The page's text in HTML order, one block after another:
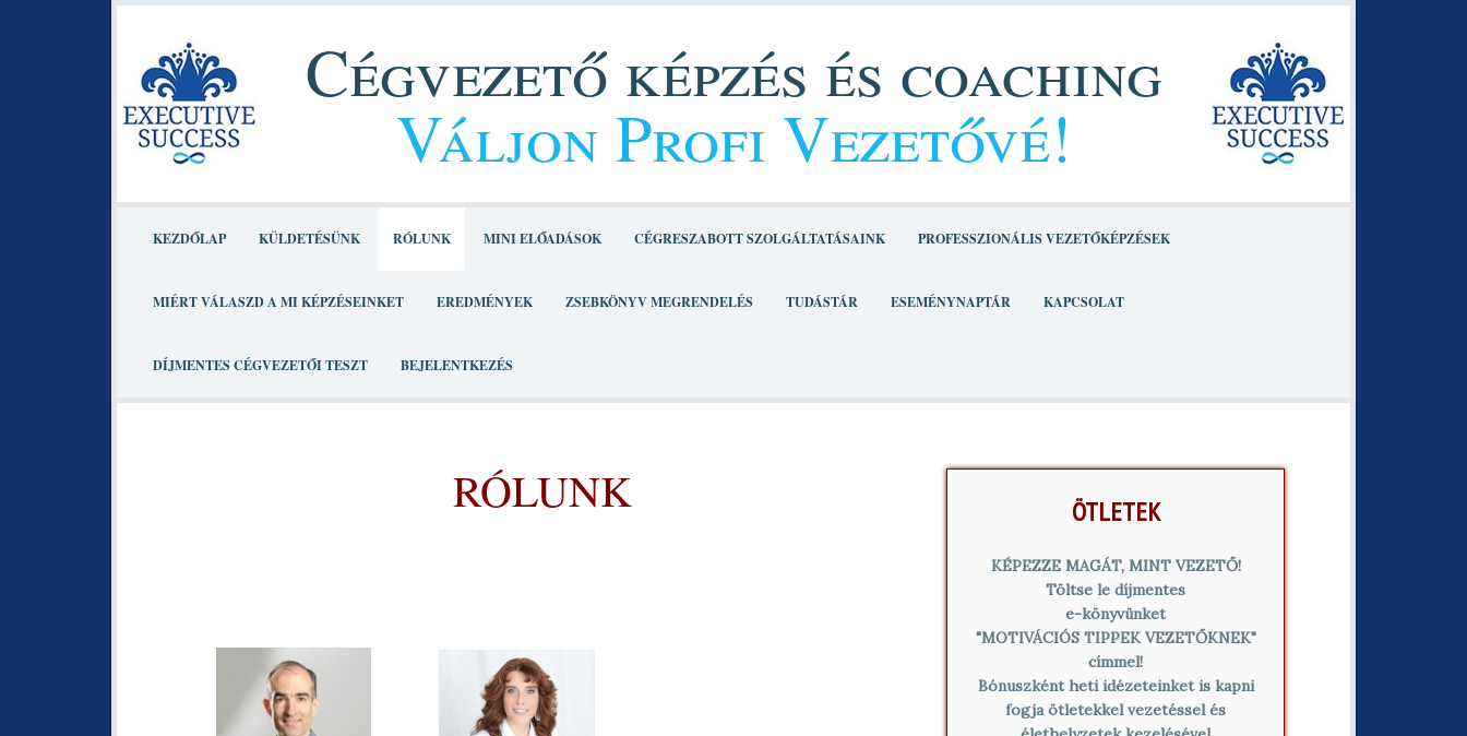
Cégvezető képzés és coaching
Váljon Profi Vezetővé!
KEZDŐLAP KÜLDETÉSÜNK RÓLUNK MINI ELŐADÁSOK CÉGRESZABOTT SZOLGÁLTATÁSAINK PROFESSZIONÁLIS VEZETŐKÉPZÉSEK
MIÉRT VÁLASZD A MI KÉPZÉSEINKET EREDMÉNYEK ZSEBKÖNYV MEGRENDELÉS TUDÁSTÁR ESEMÉNYNAPTÁR KAPCSOLAT
DÍJMENTES CÉGVEZETŐI TESZT BEJELENTKEZÉS
RÓLUNK ÖTLETEK
KÉPEZZE MAGÁT, MINT VEZETŐ!
Töltse le díjmentes
e-könyvünket
"MOTIVÁCIÓS TIPPEK VEZETŐKNEK"
címmel!
Bónuszként heti idézeteinket is kapni
fogja ötletekkel vezetéssel és